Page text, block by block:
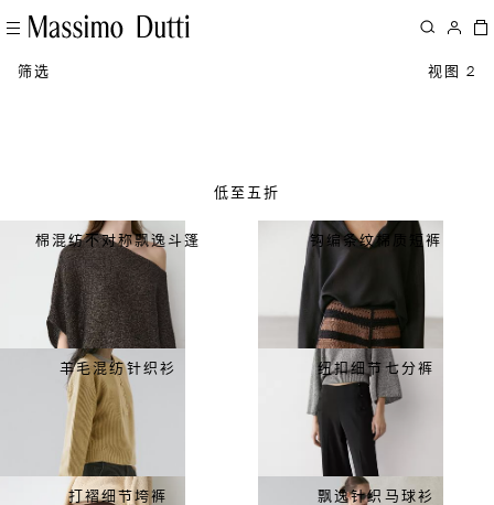
筛选 视图 2
低至五折
棉混纺不对称飘逸斗篷 钩编条纹棉质短裤
羊毛混纺针织衫 纽扣细节七分裤
打褶细节垮裤 飘逸针织马球衫